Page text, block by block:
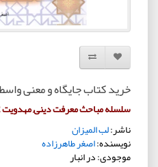
افزودن به لیست دلخواه
مقایسه این محصول
خرید کتاب جایگاه و معنی
سلسله مباحث معرفت دینی, مهدویت 2
ناشر:لب المیزان
نویسنده:اصغر طاهرزاده
موجودی: در انبار